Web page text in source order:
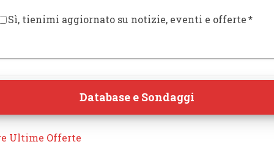
Sì, tienimi aggiornato su notizie, eventi e offerte*
Database e Sondaggi
Ultime Offerte